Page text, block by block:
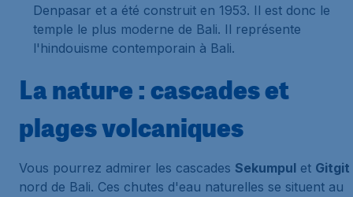
Denpasar et a été construit en 1953. Il est donc le
temple le plus moderne de Bali. Il représente
l'hindouisme contemporain à Bali.
La nature : cascades et
plages volcaniques
Vous pourrez admirer les cascades Sekumpul et Gitgit
nord de Bali. Ces chutes d'eau naturelles se situent au